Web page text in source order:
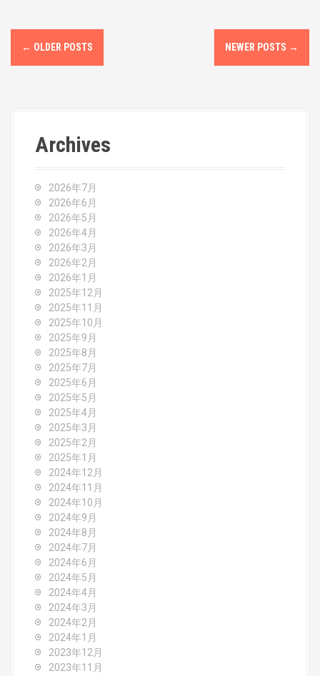
P
o
← OLDER POSTS NEWER POSTS →
Archives
2026年7月
2026年6月
2026年5月
2026年4月
2026年3月
2026年2月
2026年1月
2025年12月
2025年11月
2025年10月
2025年9月
2025年8月
2025年7月
2025年6月
2025年5月
2025年4月
2025年3月
2025年2月
2025年1月
2024年12月
2024年11月
2024年10月
2024年9月
2024年8月
2024年7月
2024年6月
2024年5月
2024年4月
2024年3月
2024年2月
2024年1月
2023年12月
2023年11月